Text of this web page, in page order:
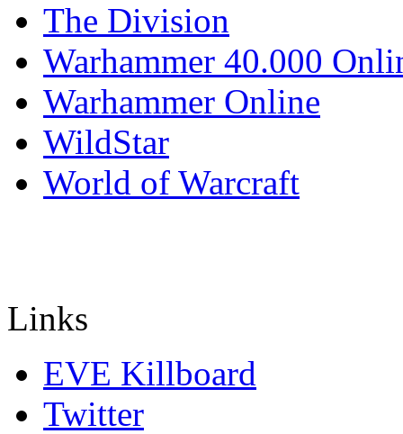
The Division
Warhammer 40.000
Warhammer Online
WildStar
World of Warcraft
Links
EVE Killboard
Twitter